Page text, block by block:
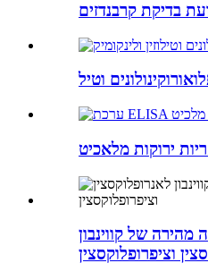
בדיקת קרבנדזים
מהירה של קווינבון
וציפרופלוקסצין